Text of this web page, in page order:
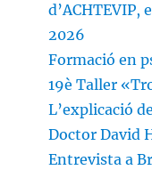
d’ACHTEVIP,
2026
Formació en
19è Taller
L’explicació
Doctor David
Entrevista a